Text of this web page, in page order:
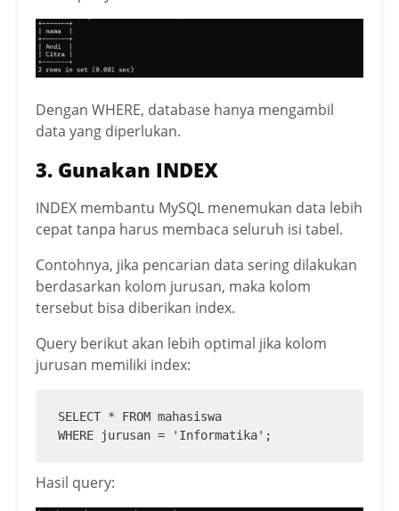
Dengan WHERE, database hanya mengambil
data yang diperlukan.
3. Gunakan INDEX
INDEX membantu MySQL menemukan data lebih
cepat tanpa harus membaca seluruh isi tabel.
Contohnya, jika pencarian data sering dilakukan
berdasarkan kolom jurusan, maka kolom
tersebut bisa diberikan index.
Query berikut akan lebih optimal jika kolom
jurusan memiliki index:
SELECT * FROM mahasiswa
WHERE jurusan = 'Informatika';
Hasil query: